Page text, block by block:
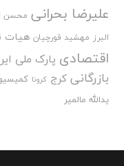
علیرضا بحرانی محسن
البرز مهشید قورچیان هیات
اقتصادی پارک ملی
بازرگانی کرج کرونا
یدالله مالمیر